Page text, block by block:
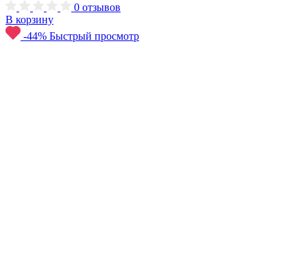
0 отзывов
В корзину
-44% Быстрый просмотр